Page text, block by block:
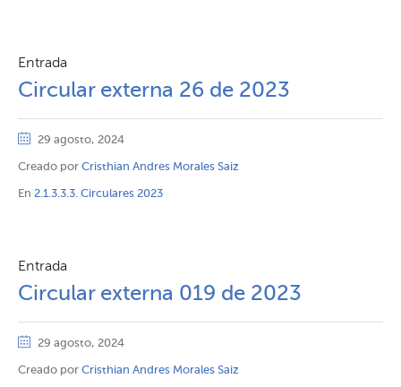
Entrada
Circular externa 26 de 2023
29 agosto, 2024
Creado por Cristhian Andres Morales Saiz
En 2.1.3.3.3. Circulares 2023
Entrada
Circular externa 019 de 2023
29 agosto, 2024
Creado por Cristhian Andres Morales Saiz